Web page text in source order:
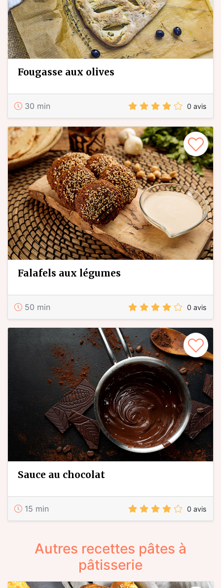
fougasse aux olives
30 min 0 avis
falafels aux légumes
50 min 0 avis
sauce au chocolat
15 min 0 avis
Autres recettes pâtes à
pâtisserie